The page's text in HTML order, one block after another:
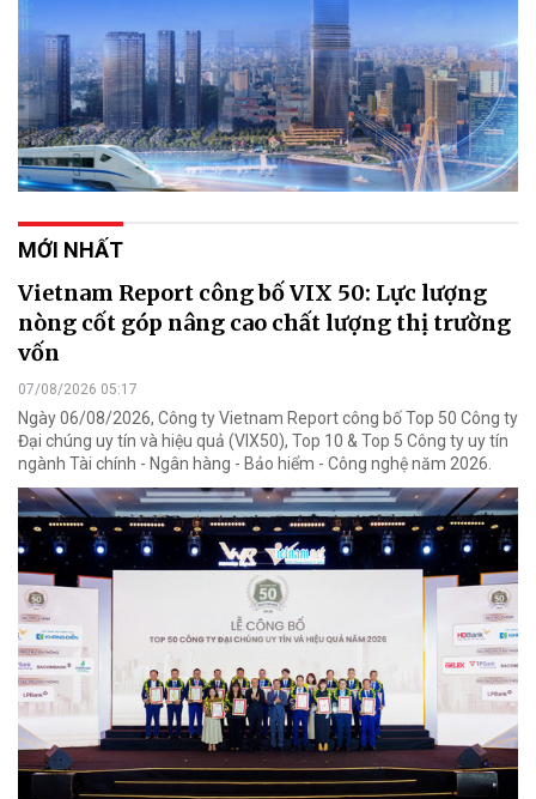
MỚI NHẤT
Vietnam Report công bố VIX 50: Lực lượng
nòng cốt góp nâng cao chất lượng thị trường
vốn
07/08/2026 05:17
Ngày 06/08/2026, Công ty Vietnam Report công bố Top 50 Công ty
Đại chúng uy tín và hiệu quả (VIX50), Top 10 & Top 5 Công ty uy tín
ngành Tài chính - Ngân hàng - Bảo hiểm - Công nghệ năm 2026.